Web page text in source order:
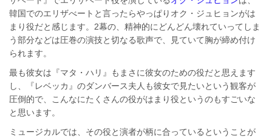
韓国でのエリザべートと言ったらやっぱりオク・ジュヒョンがは
まり役だと感じます。2幕の、精神的にどんどん壊れていってしま
う部分などは圧巻の演技と切なる歌声で、見ていて胸が締め付け
られます。
最も彼女は『マタ・ハリ』もまさに彼女のための役だと思えます
し、『レベッカ』のダンバース夫人も彼女で見たいという観客が
圧倒的で、こんなにたくさんの役がはまり役というのもすごいな
と思います。
ミュージカルでは、その役と演者が柄に合っているということが